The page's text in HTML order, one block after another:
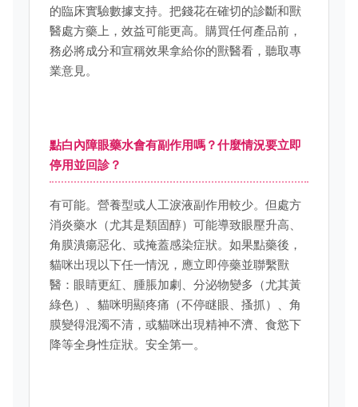
的臨床實驗數據支持。把錢花在確切的診斷和獸
醫處方藥上，效益可能更高。購買任何產品前，
務必將成分和宣稱效果拿給你的獸醫看，聽取專
業意見。
點白內障眼藥水會有副作用嗎？什麼情況要立即
停用並回診？
有可能。營養型或人工淚液副作用較少。但處方
消炎藥水（尤其是類固醇）可能導致眼壓升高、
角膜潰瘍惡化、或掩蓋感染症狀。如果點藥後，
貓咪出現以下任一情況，應立即停藥並聯繫獸
醫：眼睛更紅、腫脹加劇、分泌物變多（尤其黃
綠色）、貓咪明顯疼痛（不停瞇眼、搔抓）、角
膜變得混濁不清，或貓咪出現精神不濟、食慾下
降等全身性症狀。安全第一。